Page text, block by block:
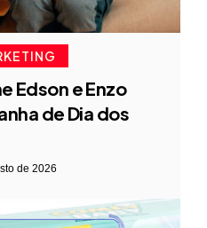
Edson e Enzo
de Dia dos
de 2026